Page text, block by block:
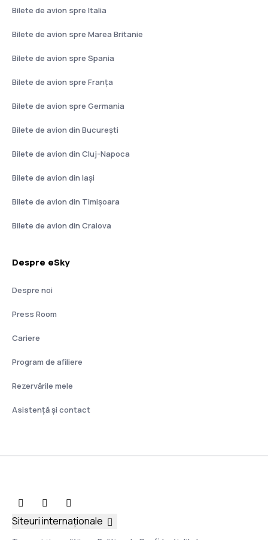
Bilete de avion spre Italia
Bilete de avion spre Marea Britanie
Bilete de avion spre Spania
Bilete de avion spre Franţa
Bilete de avion spre Germania
Bilete de avion din București
Bilete de avion din Cluj-Napoca
Bilete de avion din Iași
Bilete de avion din Timișoara
Bilete de avion din Craiova
Despre eSky
Despre noi
Press Room
Cariere
Program de afiliere
Rezervările mele
Asistenţă şi contact
Siteuri internaționale